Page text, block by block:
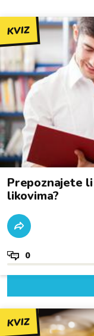
KVIZ
Prepoznajete
likovima?
0
KVIZ